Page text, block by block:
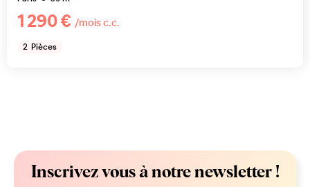
1 290 € /mois c.c.
2 Pièces
Inscrivez vous à notre newsletter !